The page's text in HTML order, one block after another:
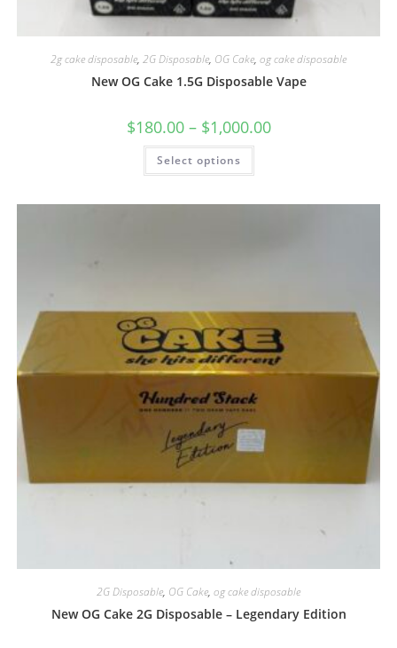
2g cake disposable, 2G Disposable, OG Cake, og cake disposable
New OG Cake 1.5G Disposable Vape
$180.00 – $1,000.00
Select options
2G Disposable, OG Cake, og cake disposable
New OG Cake 2G Disposable – Legendary Edition